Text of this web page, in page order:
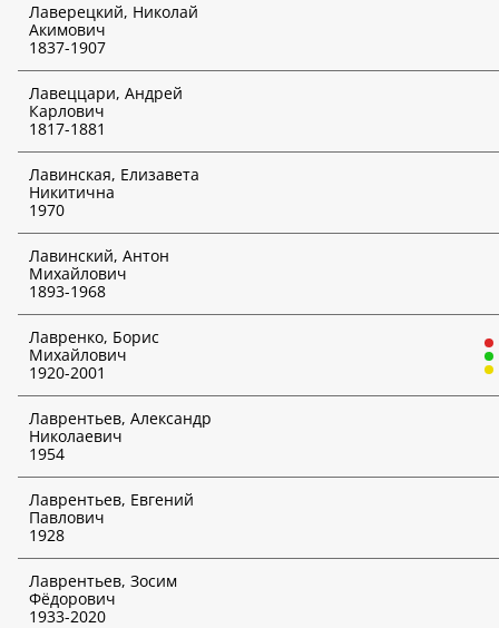
подписчиков!
Лаверецкий, Николай
Акимович
1837-1907
Лавеццари, Андрей
Карлович
1817-1881
Лавинская, Елизавета
Никитична
1970
Лавинский, Антон
Михайлович
1893-1968
Лавренко, Борис
Михайлович
1920-2001
Лаврентьев, Александр
Николаевич
1954
Лаврентьев, Евгений
Павлович
1928
Лаврентьев, Зосим
Фёдорович
1933-2020